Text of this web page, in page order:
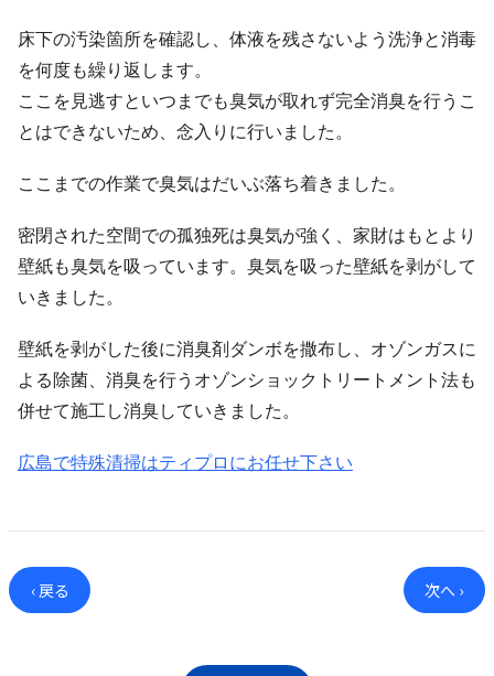
床下の汚染箇所を確認し、体液を残さないよう洗浄と消毒
を何度も繰り返します。
ここを見逃すといつまでも臭気が取れず完全消臭を行うこ
とはできないため、念入りに行いました。
ここまでの作業で臭気はだいぶ落ち着きました。
密閉された空間での孤独死は臭気が強く、家財はもとより
壁紙も臭気を吸っています。臭気を吸った壁紙を剥がして
いきました。
壁紙を剥がした後に消臭剤ダンボを撒布し、オゾンガスに
よる除菌、消臭を行うオゾンショックトリートメント法も
併せて施工し消臭していきました。
広島で特殊清掃はティプロにお任せ下さい
‹ 戻る 次へ ›